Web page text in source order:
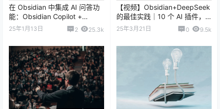
在 Obsidian 中集成 AI 问答功
能：Obsidian Copilot +
DeepSeek 设置教程
25年1月13日 2 25.3k
【视频】Obsidian+DeepSeek
的最佳实践｜10 个 AI 插件，5
25年3月21日 0 9.5k